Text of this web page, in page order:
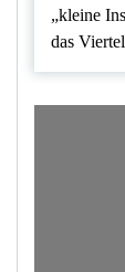
„kleine
das